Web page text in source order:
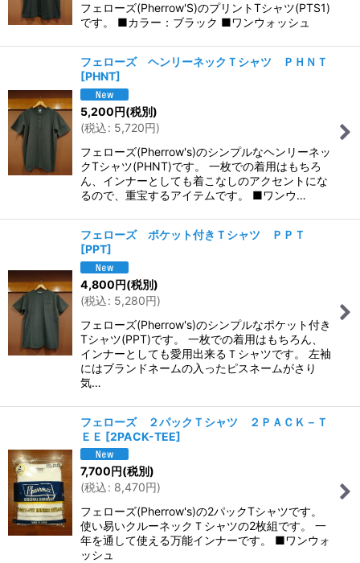
フェローズ(Pherrow'S)のプリントTシャツ(PTS1)
です。 ■カラー：ブラック ■ワンウォッシュ
フェローズ ヘンリーネックＴシャツ ＰＨＮＴ
[PHNT]
5,200円(税別)
(税込: 5,720円)
フェローズ(Pherrow's)のシンプルなヘンリーネッ
クTシャツ(PHNT)です。 一枚での着用はもちろ
ん、インナーとしても着こなしのアクセントにな
るので、重宝するアイテムです。 ■ワンウ…
フェローズ ポケット付きＴシャツ ＰＰＴ
[PPT]
4,800円(税別)
(税込: 5,280円)
フェローズ(Pherrow's)のシンプルなポケット付き
Tシャツ(PPT)です。 一枚での着用はもちろん、
インナーとしても愛用出来るＴシャツです。 左袖
にはブランドネームの入ったピスネームがさり
気…
フェローズ ２パックＴシャツ ２ＰＡＣＫ－Ｔ
ＥＥ [2PACK-TEE]
7,700円(税別)
(税込: 8,470円)
フェローズ(Pherrow's)の2パックTシャツです。
使い易いクルーネックＴシャツの2枚組です。 一
年を通して使える万能インナーです。 ■ワンウォ
ッシュ